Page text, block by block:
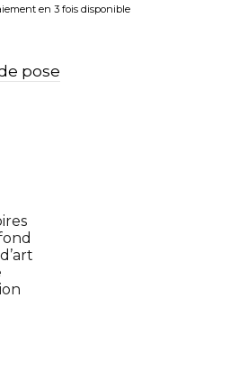
en 3 fois disponible
pose